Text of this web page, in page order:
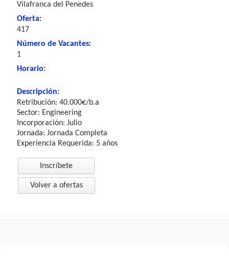
Vilafranca del Penedes
Oferta:
417
Número de Vacantes:
1
Horario:
Descripción:
Retribución: 40.000€/b.a
Sector: Engineering
Incorporación: Julio
Jornada: Jornada Completa
Experiencia Requerida: 5 años
Inscríbete
Volver a ofertas